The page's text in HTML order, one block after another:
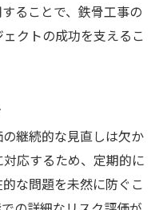
ることで、鉄骨工事の
クトの成功を支えるこ
継続的な見直しは欠か
応するため、定期的に
な問題を未然に防ぐこ